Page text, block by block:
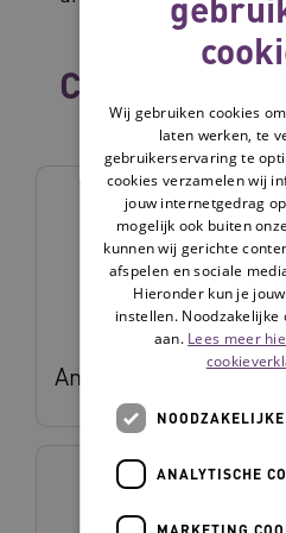
Collega's
Anita Manasijev
Wij gebruiken cookies
laten werken, te
gebruikerservaring te
cookies verzamelen wij
jouw internetgedrag
mogelijk ook buiten
kunnen wij gerichte
afspelen en sociale
Hieronder kun je
instellen. Noodzakelijke
aan. Lees meer
ANALYTISCHE
MARKETING